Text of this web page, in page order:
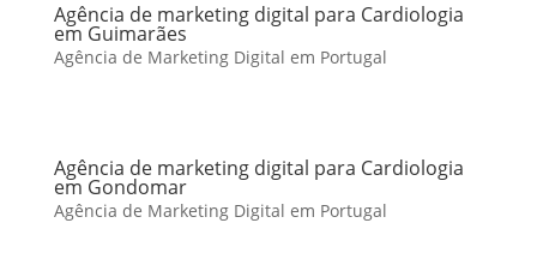
Agência de marketing digital para Cardiologia
em Guimarães
Agência de Marketing Digital em Portugal
Agência de marketing digital para Cardiologia
em Gondomar
Agência de Marketing Digital em Portugal